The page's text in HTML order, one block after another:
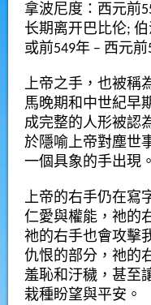
拿波尼度：西元前
长期离开巴比伦;
或前549年 – 西元前
上帝之手 ，也被稱
馬晚期和中世紀早
成完整的人形被認
於隱喻上帝對塵世
一個具象的手出現。
上帝的右手仍在寫
仁愛與權能，祂的
祂的右手也會攻擊
仇恨的部分，祂的
羞恥和汙穢，甚至
栽種盼望與平安。